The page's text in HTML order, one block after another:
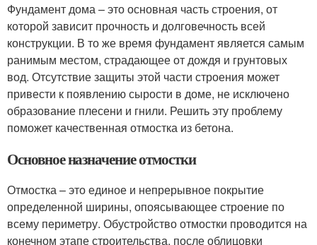
Фундамент дома – это основная часть строения, от
которой зависит прочность и долговечность всей
конструкции. В то же время фундамент является самым
ранимым местом, страдающее от дождя и грунтовых
вод. Отсутствие защиты этой части строения может
привести к появлению сырости в доме, не исключено
образование плесени и гнили. Решить эту проблему
поможет качественная отмостка из бетона.
Основное назначение отмостки
Отмостка – это единое и непрерывное покрытие
определенной ширины, опоясывающее строение по
всему периметру. Обустройство отмостки проводится на
конечном этапе строительства, после облицовки